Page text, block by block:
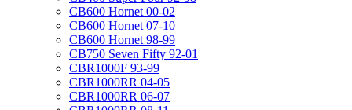
CB600 Hornet 00-02
CB600 Hornet 07-10
CB600 Hornet 98-99
CB750 Seven Fifty 92-01
CBR1000F 93-99
CBR1000RR 04-05
CBR1000RR 06-07